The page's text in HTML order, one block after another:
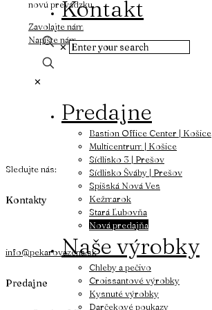
Kontakt
✕
✕
Predajne
Bastion Office Center | Košice
Multicentrum | Košice
Sídlisko 3 | Prešov
Sídlisko Šváby | Prešov
Spišská Nová Ves
Kežmarok
Stará Ľubovňa
Nová predajňa
Naše výrobky
Chleby a pečivo
Croissantové výrobky
Kysnuté výrobky
Darčekové poukazy
novú prevádzku.
Zavolajte nám
Napíšte nám
Sledujte nás:
Kontakty
info@pekarovazena.sk
Predajne